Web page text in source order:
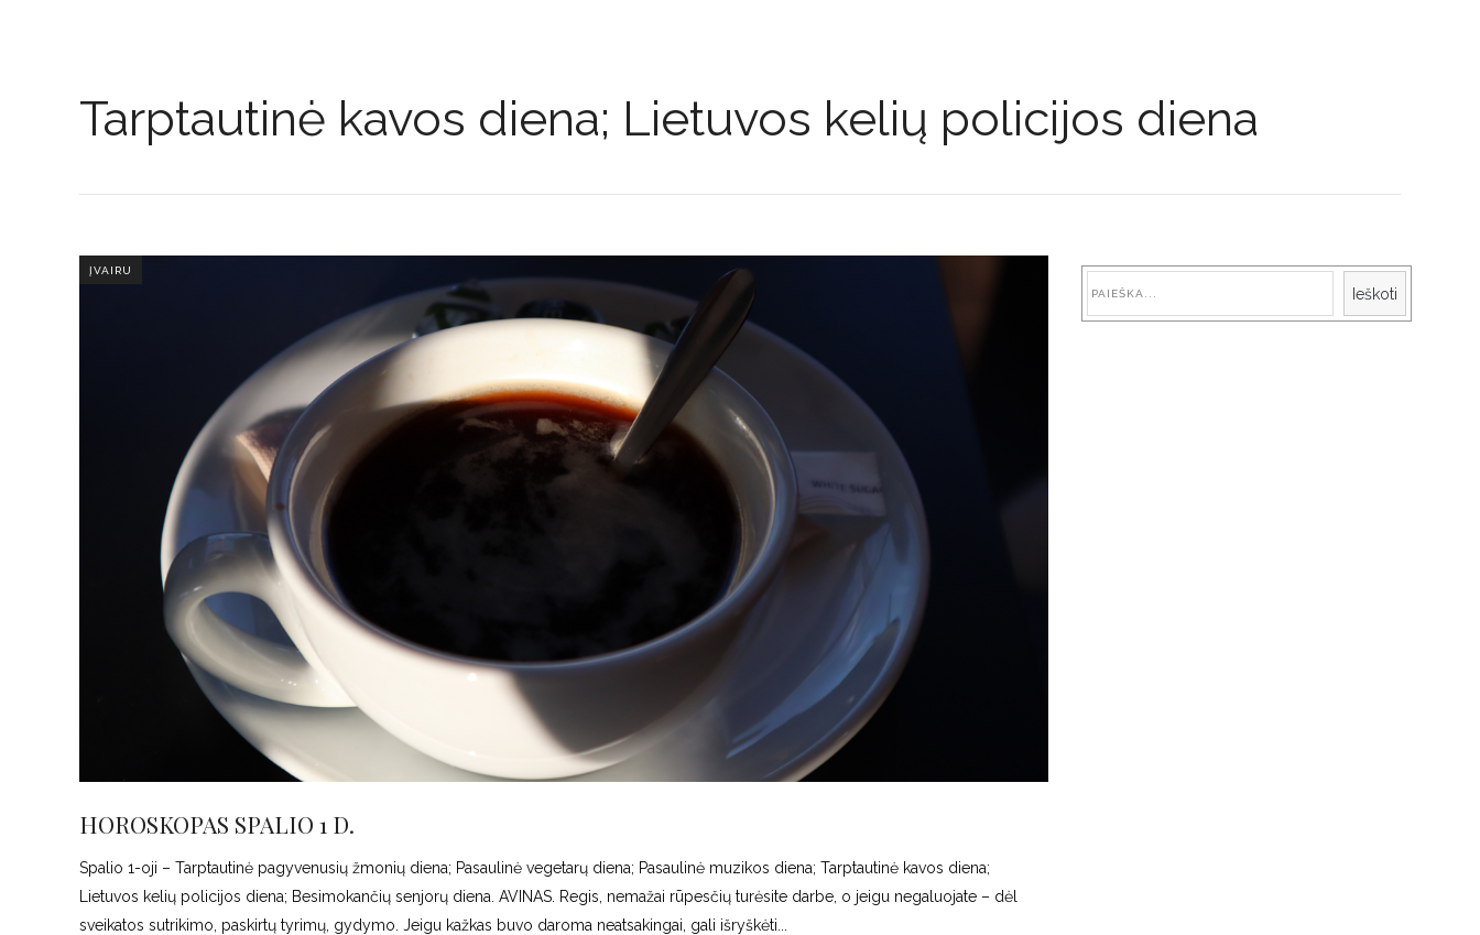
Tarptautinė kavos diena; Lietuvos kelių policijos diena
ĮVAIRU
HOROSKOPAS SPALIO 1 D.
Spalio 1-oji – Tarptautinė pagyvenusių žmonių diena; Pasaulinė vegetarų diena; Pasaulinė muzikos diena; Tarptautinė kavos diena;
Lietuvos kelių policijos diena; Besimokančių senjorų diena. AVINAS. Regis, nemažai rūpesčių turėsite darbe, o jeigu negaluojate – dėl
sveikatos sutrikimo, paskirtų tyrimų, gydymo. Jeigu kažkas buvo daroma neatsakingai, gali išryškėti
Ieškoti